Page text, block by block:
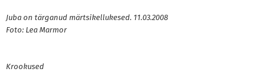
Juba on tärganud märtsikellukesed. 11.03.2008
Foto: Lea Marmor
Krookused